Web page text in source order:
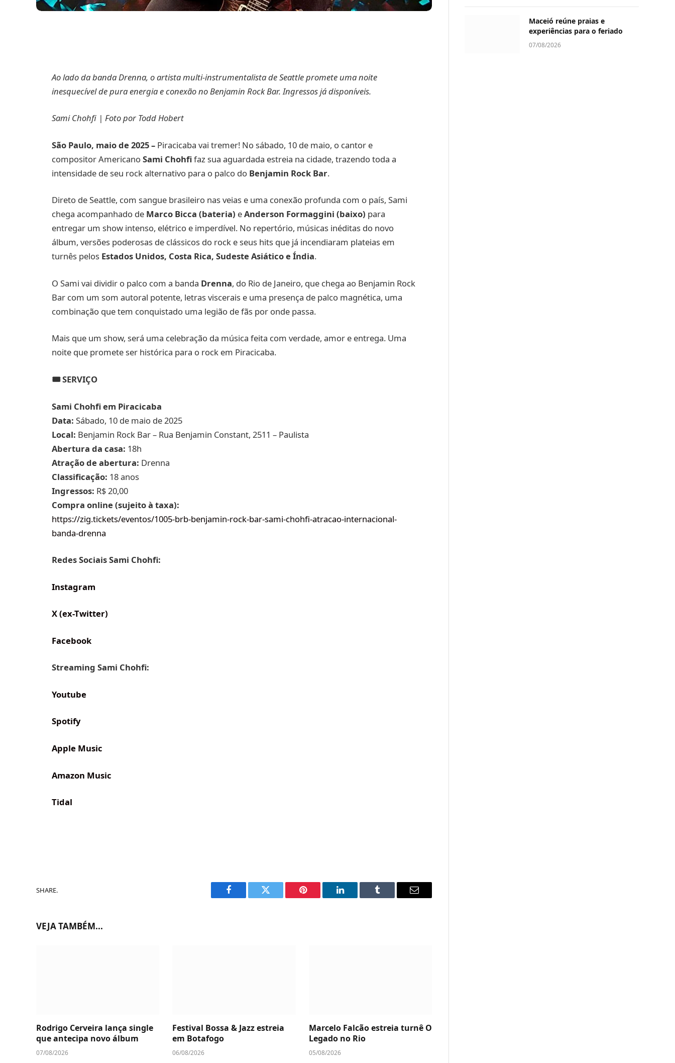
Ao lado da banda Drenna, o artista multi-instrumentalista de Seattle promete uma noite
inesquecível de pura energia e conexão no Benjamin Rock Bar. Ingressos já disponíveis.
Sami Chohfi | Foto por Todd Hobert
São Paulo, maio de 2025 – Piracicaba vai tremer! No sábado, 10 de maio, o cantor e
compositor AmericanoSami Chohfifaz sua aguardada estreia na cidade, trazendo toda a
intensidade de seu rock alternativo para o palco do Benjamin Rock Bar.
Direto de Seattle, com sangue brasileiro nas veias e uma conexão profunda com o país, Sami
chega acompanhado de Marco Bicca (bateria) eAnderson Formaggini (baixo) para
entregar um show intenso, elétrico e imperdível. No repertório, músicas inéditas do novo
álbum, versões poderosas de clássicos do rock e seus hits que já incendiaram plateias em
turnês pelos Estados Unidos, Costa Rica, Sudeste Asiático e Índia.
O Sami vai dividir o palco com a banda Drenna, do Rio de Janeiro, que chega ao Benjamin Rock
Bar com um som autoral potente, letras viscerais e uma presença de palco magnética, uma
combinação que tem conquistado uma legião de fãs por onde passa.
Mais que um show, será uma celebração da música feita com verdade, amor e entrega. Uma
noite que promete ser histórica para o rock em Piracicaba.
🎟️ SERVIÇO
Sami Chohfi em Piracicaba
Data: Sábado, 10 de maio de 2025
Local: Benjamin Rock Bar – Rua Benjamin Constant, 2511 – Paulista
Abertura da casa: 18h
Atração de abertura: Drenna
Classificação: 18 anos
Ingressos: R$ 20,00
Compra online (sujeito à taxa):
https://zig.tickets/eventos/1005-brb-benjamin-rock-bar-sami-chohfi-atracao-internacional-
banda-drenna
Redes Sociais Sami Chohfi:
Instagram
X (ex-Twitter)
Facebook
Streaming Sami Chohfi:
Youtube
Spotify
Apple Music
Amazon Music
Tidal
SHARE.
Facebook Twitter Pinterest LinkedIn Tumblr Email
VEJA TAMBÉM...
Rodrigo Cerveira lança single
que antecipa novo álbum
07/08/2026
Festival Bossa & Jazz estreia
em Botafogo
06/08/2026
Marcelo Falcão estreia turnê O
Legado no Rio
05/08/2026
Maceió reúne praias e
experiências para o feriado
07/08/2026